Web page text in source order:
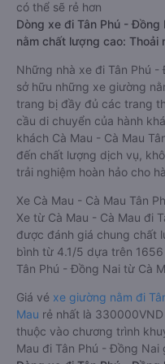
có thể sẽ rẻ hơn
Dòng xe đi Tân Phú -
nằm chất lượng cao: Thoải
Những nhà xe đi Tân Phú
sở hữu những xe giường
trang bị đầy đủ các trang
cầu di chuyển của hành
khách Cà Mau - Cà Mau
đến chất lượng dịch vụ,
trải nghiệm hoàn hảo cho
Xe Cà Mau - Cà Mau Tân
Xe từ Cà Mau - Cà Mau đi
được đánh giá chung chất
bình từ 4.1/5 dựa trên
Tân Phú - Đồng Nai từ Cà
Giá vé xe giường nằm đi
Mau rẻ nhất là
thuộc vào chương trình
Mau đi Tân Phú - Đồng Nai